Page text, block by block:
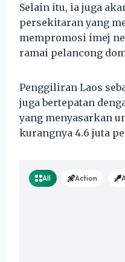
Selain itu, ia juga
persekitaran yang
mempromosi imej
ramai pelancong
Penggiliran Laos
juga bertepatan
yang menyasarkan
kurangnya 4.6 juta